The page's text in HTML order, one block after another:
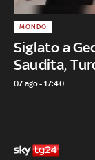
Siglato a
Saudita,
MONDO
07 ago - 17:40